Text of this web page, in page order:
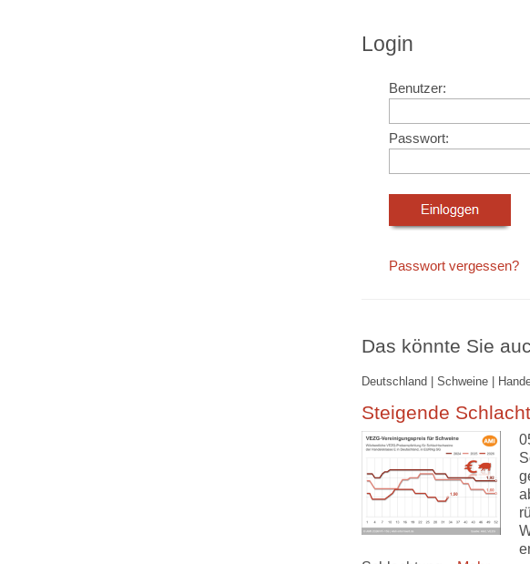
Login
Benutzer:
Passwort:
Passwort vergessen?
Das könnte Sie
Deutschland | Schweine |
Steigende